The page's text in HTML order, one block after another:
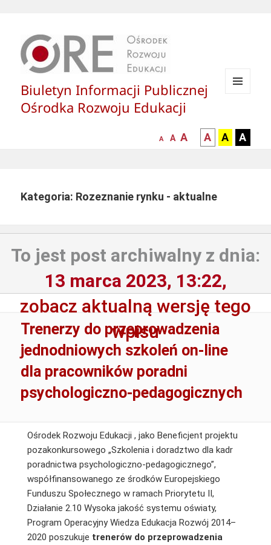
Biuletyn Informacji Publicznej
Ośrodka Rozwoju Edukacji
mniejsza
A
normalna
A
większa-
czcionka
A
kontrast
czarny
tle
A
kontrast
czarny
A
żółty
A
Kategoria: Rozeznanie rynku - aktualne
To jest post archiwalny z dnia:
13 marca 2023, 13:22,
zobacz aktualną wersję tego
wpisu
Trenerzy do przeprowadzenia
jednodniowych szkoleń on-line
dla pracowników poradni
psychologiczno-pedagogicznych
Ośrodek Rozwoju Edukacji , jako Beneficjent projektu
pozakonkursowego „Szkolenia i doradztwo dla kadr
poradnictwa psychologiczno-pedagogicznego”,
współfinansowanego ze środków Europejskiego
Funduszu Społecznego w ramach Priorytetu II,
Działanie 2.10 Wysoka jakość systemu oświaty,
Program Operacyjny Wiedza Edukacja Rozwój 2014–
2020 poszukuje trenerów do przeprowadzenia